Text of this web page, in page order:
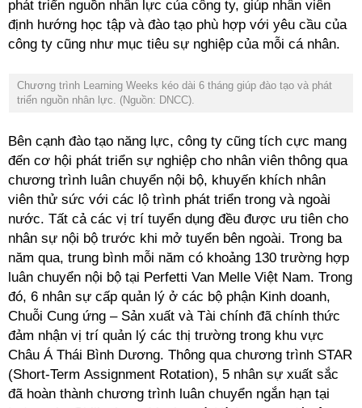
phát triển nguồn nhân lực của công ty, giúp nhân viên
định hướng học tập và đào tạo phù hợp với yêu cầu của
công ty cũng như mục tiêu sự nghiệp của mỗi cá nhân.
Chương trình Learning Weeks kéo dài 6 tháng giúp đào tạo và phát
triển nguồn nhân lực. (Nguồn: DNCC).
Bên cạnh đào tạo năng lực, công ty cũng tích cực mang
đến cơ hội phát triển sự nghiệp cho nhân viên thông qua
chương trình luân chuyển nội bộ, khuyến khích nhân
viên thử sức với các lộ trình phát triển trong và ngoài
nước. Tất cả các vị trí tuyển dụng đều được ưu tiên cho
nhân sự nội bộ trước khi mở tuyển bên ngoài. Trong ba
năm qua, trung bình mỗi năm có khoảng 130 trường hợp
luân chuyển nội bộ tại Perfetti Van Melle Việt Nam. Trong
đó, 6 nhân sự cấp quản lý ở các bộ phận Kinh doanh,
Chuỗi Cung ứng – Sản xuất và Tài chính đã chính thức
đảm nhận vị trí quản lý các thị trường trong khu vực
Châu Á Thái Bình Dương. Thông qua chương trình STAR
(Short-Term Assignment Rotation), 5 nhân sự xuất sắc
đã hoàn thành chương trình luân chuyển ngắn hạn tại